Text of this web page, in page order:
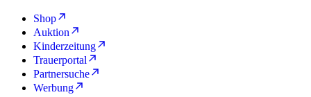
Shop
Auktion
Kinderzeitung
Trauerportal
Partnersuche
Werbung